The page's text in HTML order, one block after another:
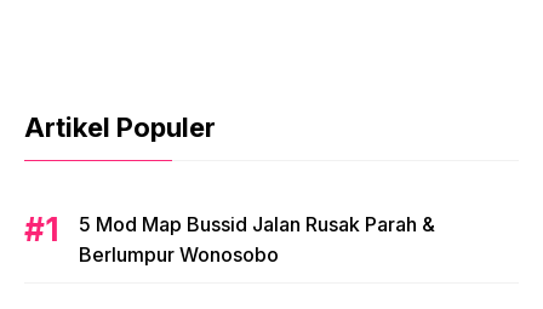
Artikel Populer
5 Mod Map Bussid Jalan Rusak Parah &
Berlumpur Wonosobo